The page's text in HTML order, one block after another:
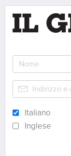
Italiano
Inglese